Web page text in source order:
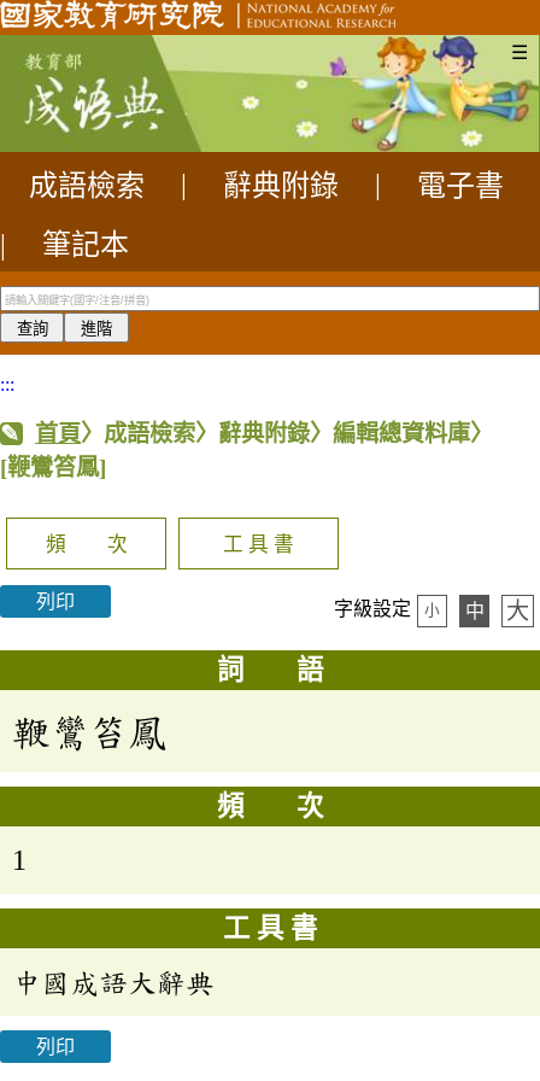
☰
成語檢索 辭典附錄
電子書
|
筆記本
:::
首頁〉成語檢索〉辭典附錄〉編輯總資料庫〉
[鞭鸞笞鳳]
頻 次 工 具 書
列印 字級設定 小 中 大
詞 語
鞭鸞笞鳳
頻 次
1
工 具 書
中國成語大辭典
列印